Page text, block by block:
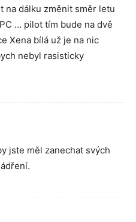
na dálku změnit směr letu
… pilot tím bude na dvě
Xena bílá už je na nic
nebyl rasisticky
jste měl zanechat svých